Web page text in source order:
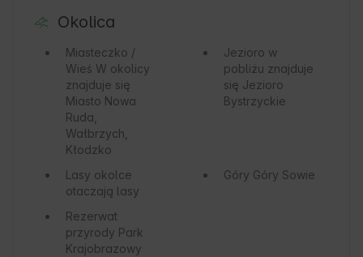
Okolica
Miasteczko /
Wieś W okolicy
znajduje się
Miasto Nowa
Ruda,
Wałbrzych,
Kłodzko
Jezioro w
pobliżu znajduje
się Jezioro
Bystrzyckie
Lasy okolce
otaczają lasy
Góry Góry Sowie
Rezerwat
przyrody Park
Krajobrazowy